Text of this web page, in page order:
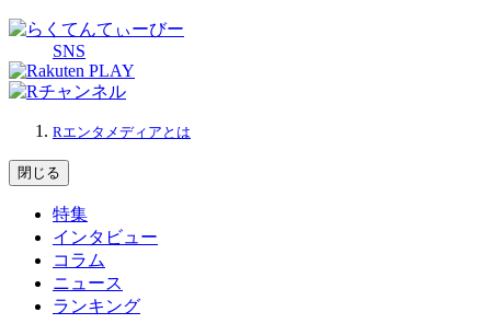
SNS
Rエンタメディアとは
閉じる
特集
インタビュー
コラム
ニュース
ランキング